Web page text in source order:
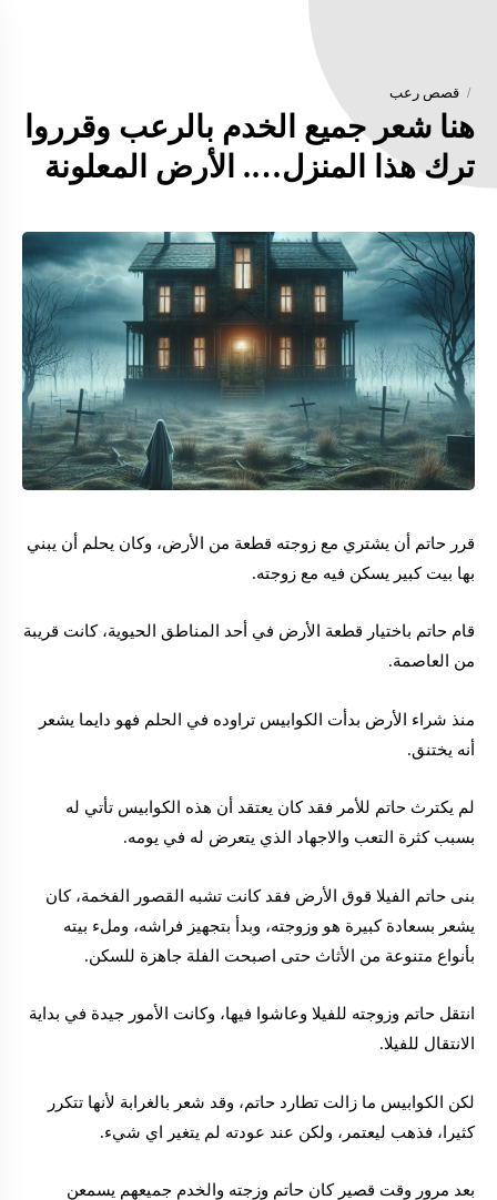
قصص رعب
هنا شعر جميع الخدم بالرعب وقرروا
ترك هذا المنزل…. الأرض المعلونة
قرر حاتم أن يشتري مع زوجته قطعة من الأرض، وكان يحلم أن يبني
بها بيت كبير يسكن فيه مع زوجته.
قام حاتم باختيار قطعة الأرض في أحد المناطق الحيوية، كانت قريبة
من العاصمة.
منذ شراء الأرض بدأت الكوابيس تراوده في الحلم فهو دايما يشعر
أنه يختنق.
لم يكترث حاتم للأمر فقد كان يعتقد أن هذه الكوابيس تأتي له
بسبب كثرة التعب والاجهاد الذي يتعرض له في يومه.
بنى حاتم الفيلا قوق الأرض فقد كانت تشبه القصور الفخمة، كان
يشعر بسعادة كبيرة هو وزوجته، وبدأ بتجهيز فراشه، وملء بيته
بأنواع متنوعة من الأثاث حتى اصبحت الفلة جاهزة للسكن.
انتقل حاتم وزوجته للفيلا وعاشوا فيها، وكانت الأمور جيدة في بداية
الانتقال للفيلا.
لكن الكوابيس ما زالت تطارد حاتم، وقد شعر بالغرابة لأنها تتكرر
كثيرا، فذهب ليعتمر، ولكن عند عودته لم يتغير اي شيء.
بعد مرور وقت قصير كان حاتم وزجته والخدم جميعهم يسمعن